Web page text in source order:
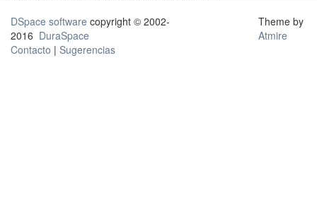
DSpace software copyright © 2002-
2016 DuraSpace
Contacto | Sugerencias
Theme by
Atmire